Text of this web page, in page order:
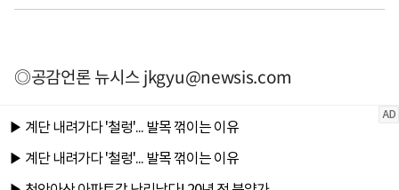
◎공감언론 뉴시스jkgyu@newsis.com